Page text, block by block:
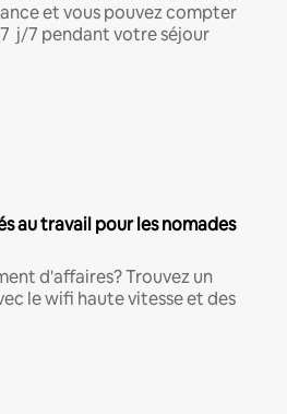
et vous pouvez compter
j/7 pendant votre séjour
au travail pour les nomades
d'affaires? Trouvez un
le wifi haute vitesse et des